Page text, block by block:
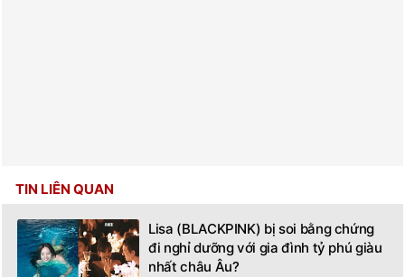
TIN LIÊN QUAN
Lisa (BLACKPINK) bị soi bằng chứng
đi nghỉ dưỡng với gia đình tỷ phú giàu
nhất châu Âu?